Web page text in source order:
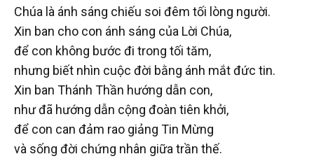
Chúa là ánh sáng chiếu soi đêm tối lòng người.
Xin ban cho con ánh sáng của Lời Chúa,
để con không bước đi trong tối tăm,
nhưng biết nhìn cuộc đời bằng ánh mắt đức tin.
Xin ban Thánh Thần hướng dẫn con,
như đã hướng dẫn cộng đoàn tiên khởi,
để con can đảm rao giảng Tin Mừng
và sống đời chứng nhân giữa trần thế.